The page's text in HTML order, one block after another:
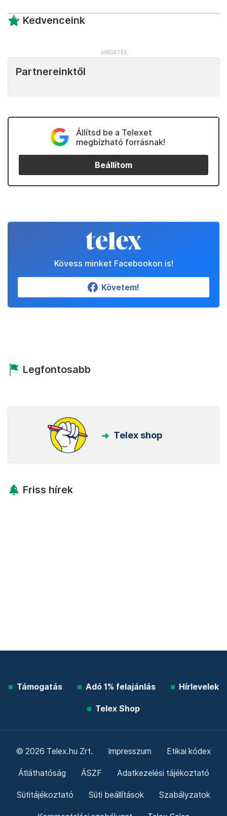
Kedvenceink
Partnereinktől
Állítsd be a Telexet
megbízható forrásnak!
Beállítom
Kövess minket Facebookon is!
Követem!
Legfontosabb
Telex shop
Friss hírek
Támogatás Adó 1% felajánlás Hírlevelek
Telex Shop
© 2026 Telex.hu Zrt. Impresszum Etikai kódex
Átláthatóság ÁSZF Adatkezelési tájékoztató
Sütitájékoztató Süti beállítások Szabályzatok